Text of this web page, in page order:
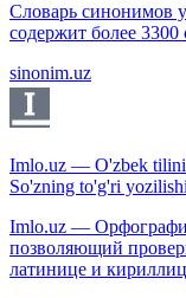
Словарь синонимов
содержит более
sinonim.uz
Imlo.uz — O'zbek
So'zning to'g'ri
Imlo.uz —
позволяющий
латинице и